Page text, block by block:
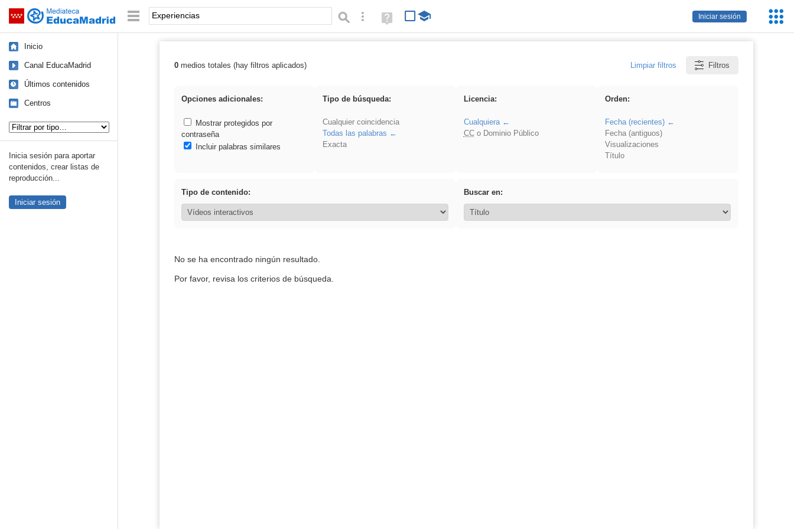
Saltar navegación
Iniciar sesión
Palabra o frase: Búsqueda avanzada
Ayuda
(en
Inicio
Canal EducaMadrid
Últimos contenidos
Centros
Inicia sesión para aportar
contenidos, crear listas de
reproducción...
Iniciar sesión
Resultados de: Experiencias
0medios totales (hay filtros aplicados) Limpiar filtros Filtros
Opciones adicionales:
Mostrar protegidos por
contraseña
Incluir palabras similares
Tipo de búsqueda:
Cualquier coincidencia
Todas las palabras
Exacta
Licencia:
Cualquiera
CCo Dominio Público
Orden:
Fecha (recientes)
Fecha (antiguos)
Visualizaciones
Título
Tipo de contenido: Buscar en:
No se ha encontrado ningún resultado.
Por favor, revisa los criterios de búsqueda.